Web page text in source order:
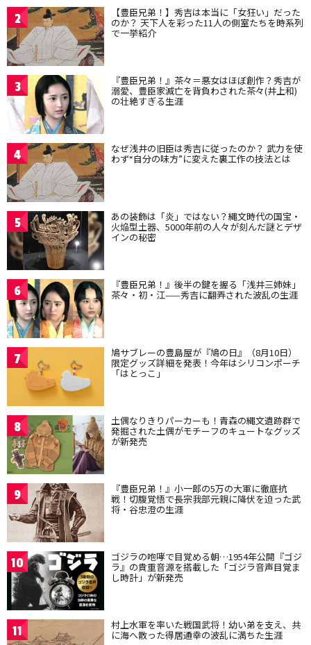
2 【豊臣兄弟！】秀吉は本当に「女狂い」だった
のか？ 天下人を彩った11人の側室たちを時系列
で一挙紹介
3 『豊臣兄弟！』茶々＝悪女はほぼ創作？秀吉が
溺愛、豊臣家滅亡を背負わされた茶々(井上和)
の壮絶すぎる生涯
4 なぜ浅井の旧臣は秀吉に従ったのか？ 武力を使
わず“自分の味方”に変えた裏工作の技法とは
5 あの装飾は「炎」ではない？縄文時代の国宝・
火焔型土器、5000年前の人々が刻んだ謎とデザ
インの秘密
6 『豊臣兄弟！』後半の鍵を握る「浅井三姉妹」
茶々・初・江——秀吉に翻弄された波乱の生涯
7 鳩サブレーの豊島屋が『鳩の日』（8月10日）
限定グッズ詳細を発表！今年はシリコンポーチ
「はとっこ」
8 土偶なりきりパーカーも！青森の縄文遺跡群で
発掘された土偶がモチーフのキュートなグッズ
が新発売
9 『豊臣兄弟！』小一郎の5万の大軍に徹底抗
戦！切腹覚悟で長宗我部元親に降伏を迫った武
将・谷忠澄の生涯
10 ゴジラの咆哮で目覚める朝…1954年公開『ゴジ
ラ』の貴重音源を搭載した「ゴジラ音声目覚ま
し時計」が新発売
11 村上水軍を率いた戦国武将！幼い弟を支え、共
に海へ散った得居通幸の波乱に満ちた生涯